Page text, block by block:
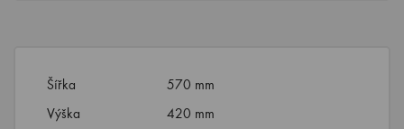
Šířka
570 mm
Výška
420 mm